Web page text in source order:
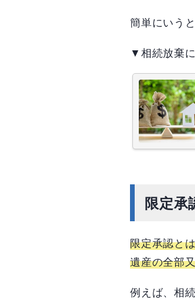
簡単にいう
▼相続放棄
限定承
限定承認と
遺産の全部
例えば、相